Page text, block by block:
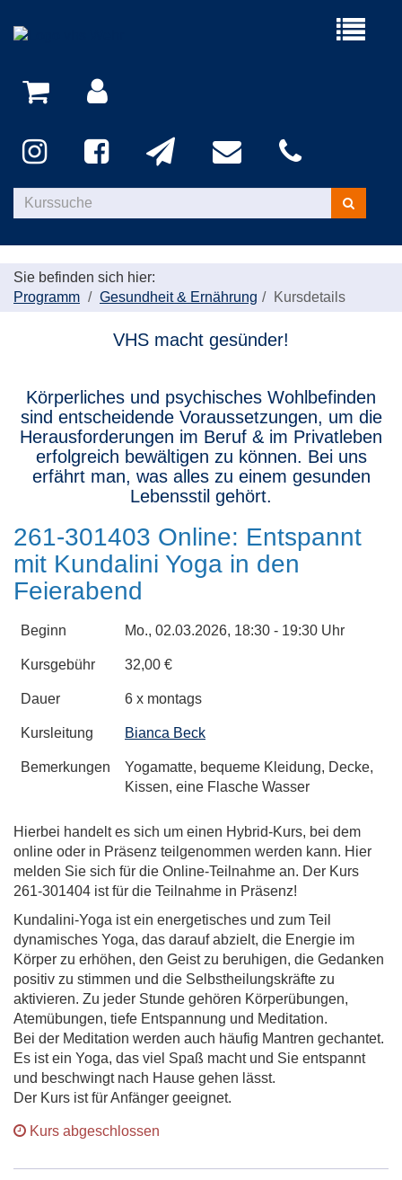
Menü
Kurse
suchen
Sie befinden sich hier:
Programm
Gesundheit & Ernährung Kursdetails
VHS macht gesünder!
Körperliches und psychisches Wohlbefinden
sind entscheidende Voraussetzungen, um die
Herausforderungen im Beruf & im Privatleben
erfolgreich bewältigen zu können. Bei uns
erfährt man, was alles zu einem gesunden
Lebensstil gehört.
261-301403 Online: Entspannt
mit Kundalini Yoga in den
Feierabend
Beginn Mo., 02.03.2026, 18:30 - 19:30 Uhr
Kursgebühr 32,00 €
Dauer 6 x montags
Kursleitung Bianca Beck
Bemerkungen
Yogamatte, bequeme Kleidung, Decke,
Kissen, eine Flasche Wasser
Hierbei handelt es sich um einen Hybrid-Kurs, bei dem
online oder in Präsenz teilgenommen werden kann. Hier
melden Sie sich für die Online-Teilnahme an. Der Kurs
261-301404 ist für die Teilnahme in Präsenz!
Kundalini-Yoga ist ein energetisches und zum Teil
dynamisches Yoga, das darauf abzielt, die Energie im
Körper zu erhöhen, den Geist zu beruhigen, die Gedanken
positiv zu stimmen und die Selbstheilungskräfte zu
aktivieren. Zu jeder Stunde gehören Körperübungen,
Atemübungen, tiefe Entspannung und Meditation.
Bei der Meditation werden auch häufig Mantren gechantet.
Es ist ein Yoga, das viel Spaß macht und Sie entspannt
und beschwingt nach Hause gehen lässt.
Der Kurs ist für Anfänger geeignet.
Kurs abgeschlossen